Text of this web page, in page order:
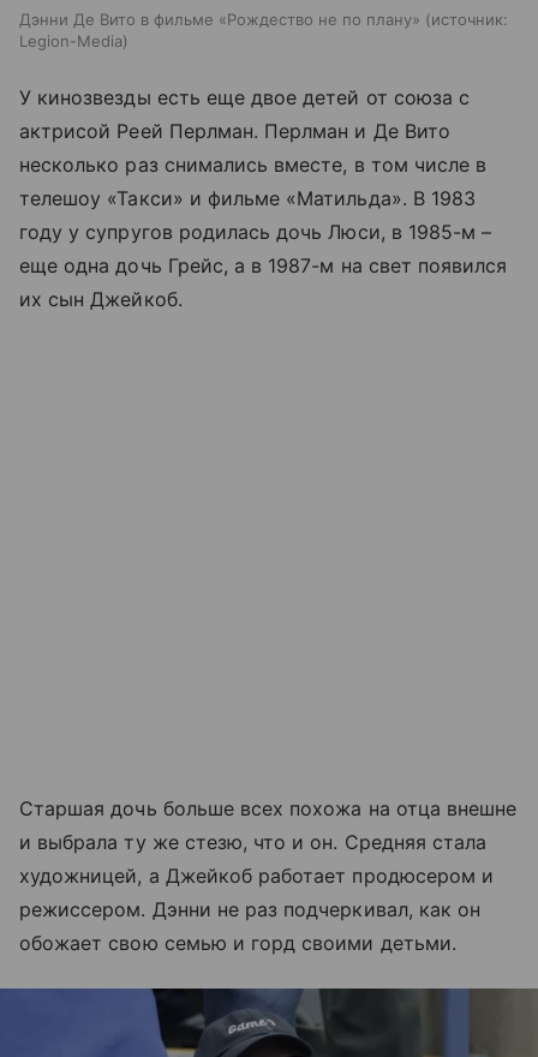
Дэнни Де Вито в фильме «Рождество не по плану»
источник:
Legion-Media
У кинозвезды есть еще двое детей от союза с
актрисой Реей Перлман. Перлман и Де Вито
несколько раз снимались вместе, в том числе в
телешоу «Такси» и фильме «Матильда». В 1983
году у супругов родилась дочь Люси, в 1985-м –
еще одна дочь Грейс, а в 1987-м на свет появился
их сын Джейкоб.
Старшая дочь больше всех похожа на отца внешне
и выбрала ту же стезю, что и он. Средняя стала
художницей, а Джейкоб работает продюсером и
режиссером. Дэнни не раз подчеркивал, как он
обожает свою семью и горд своими детьми.